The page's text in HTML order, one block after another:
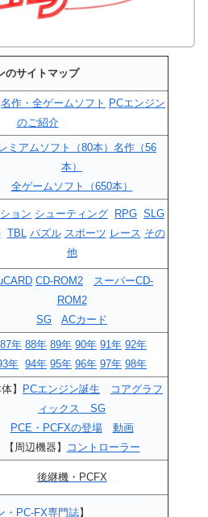
のサイトマップ
名作・全ゲームソフト PCエンジン
のご紹介
ミアムソフト（80本） 名作（56
本）
全ゲームソフト（650本）
ョン シューティング RPG SLG
TBL パズル スポーツ レース その
他
CD-ROM2
スーパーCD-
ROM2
SG
ACカード
87年 88年 89年 90年 91年 92年
年 94年 95年 96年 97年 98年
】 PCエンジン誕生
コアグラフ
ィックス SG
PCE・PCFXの登場
動画
【周辺機器】
コントローラー
後継機・PCFX
・PC-FX専門誌】